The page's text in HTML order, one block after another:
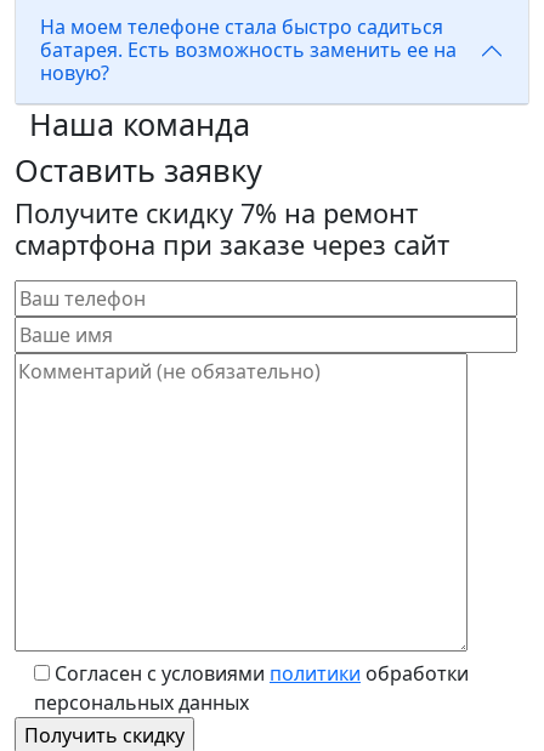
На моем телефоне стала быстро садиться
батарея. Есть возможность заменить ее на
новую?
Наша команда
Оставить заявку
Получите скидку 7% на ремонт
смартфона при заказе через сайт
Согласен с условиями политики обработки
персональных данных